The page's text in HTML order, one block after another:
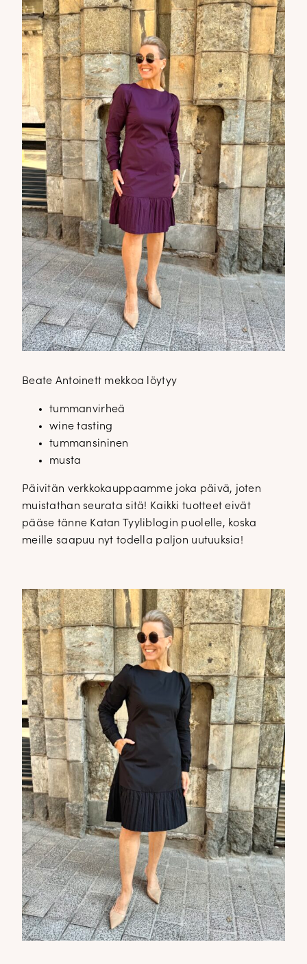
Beate Antoinett mekkoa löytyy
tummanvirheä
wine tasting
tummansininen
musta
Päivitän verkkokauppaamme joka päivä, joten
muistathan seurata sitä! Kaikki tuotteet eivät
pääse tänne Katan Tyyliblogin puolelle, koska
meille saapuu nyt todella paljon uutuuksia!